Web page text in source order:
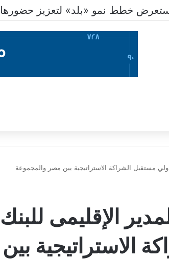
مستقبل الشراكة الاستراتيجية بين مصر والمجموعة
الإقليمى للبنك
الاستراتيجية بين